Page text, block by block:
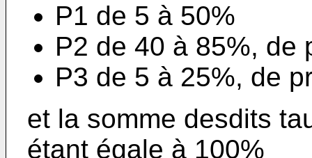
P1 de 5 à 50%
P2 de 40 à 85%, de
P3 de 5 à 25%, de
et la somme desdits
étant égale à 100%